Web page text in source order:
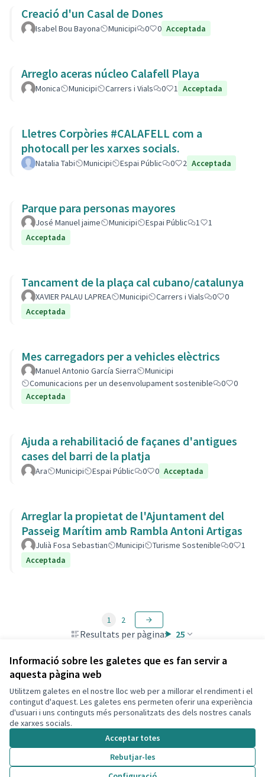
Informació sobre les galetes que es fan servir a
aquesta pàgina web
Utilitzem galetes en el nostre lloc web per a millorar el rendiment i el
contingut d'aquest. Les galetes ens permeten oferir una experiència
d'usuari i uns continguts més personalitzats des dels nostres canals
de xarxes socials.
Acceptar totes
Rebutjar-les
Creació d'un Casal de Dones
Isabel Bou Bayona Municipi 0 0 Acceptada
Arreglo aceras núcleo Calafell Playa
Monica Municipi Carrers i Vials 0 1 Acceptada
Lletres Corpòries #CALAFELL com a
photocall per les xarxes socials.
Natalia Tabi Municipi Espai Públic 0 2 Acceptada
Parque para personas mayores
José Manuel jaime Municipi Espai Públic 1
1
Acceptada
Tancament de la plaça cal cubano/catalunya
XAVIER PALAU LAPREA Municipi Carrers i Vials 0
0
Acceptada
Mes carregadors per a vehicles elèctrics
Manuel Antonio García Sierra
Municipi
Comunicacions per un desenvolupament sostenible
0
0
Acceptada
Ajuda a rehabilitació de façanes d'antigues
cases del barri de la platja
Ara Municipi Espai Públic 0 0 Acceptada
Arreglar la propietat de l'Ajuntament del
Passeig Marítim amb Rambla Antoni Artigas
Julià Fosa Sebastian Municipi Turisme Sostenible 0
1
Acceptada
Resultats per pàgina: 25
1 2
Termes i condicions d'ús
Configuració de les galetes
Decidim Calafell a X
(Enllaç extern)
Decidim Calafell a Facebook
Decidim Calafell a YouTube
Decidim Calafell a GitHub
(Enllaç extern)
Amb
(Enllaç